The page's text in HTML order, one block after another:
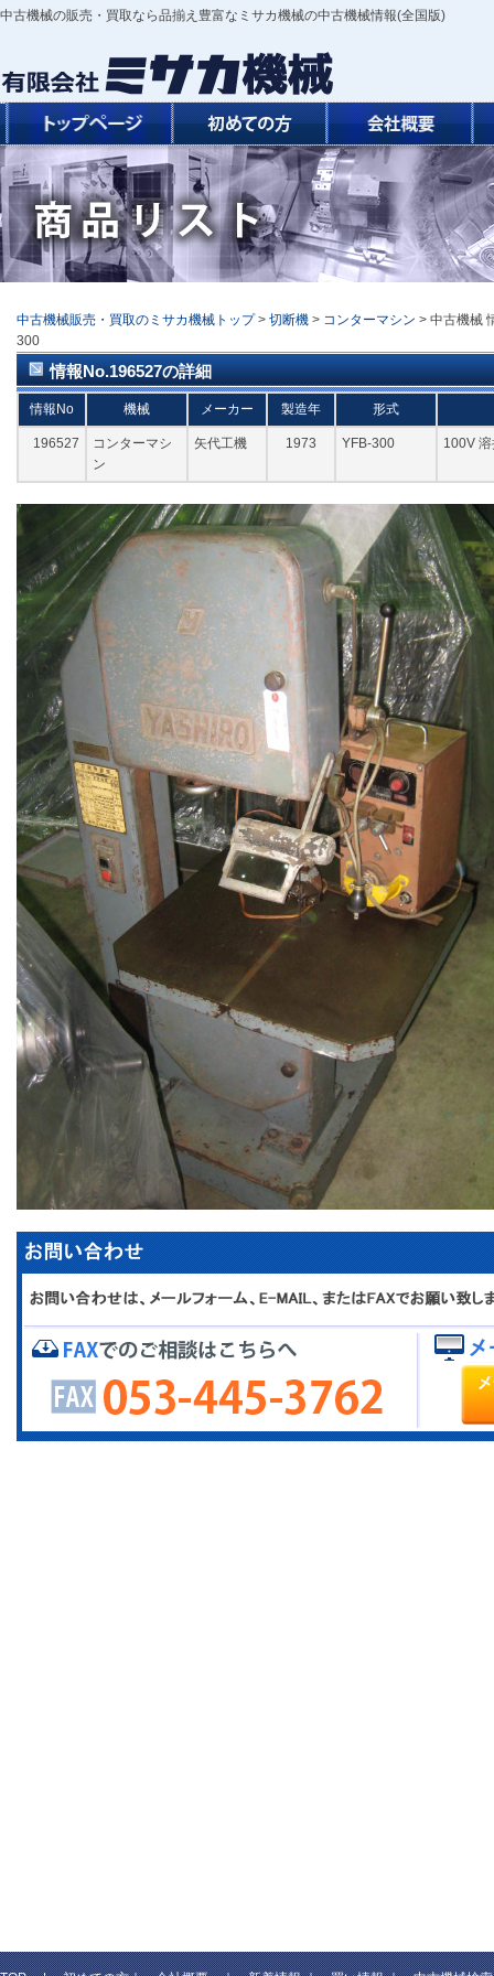
中古機械の販売・買取なら品揃え豊富なミサカ機械の中古機械情報(全国版)
中古機械販売・買取のミサカ機械トップ > 切断機 > コンターマシン > 中古機械
300
情報No.196527の詳細
情報No 機械 メーカー 製造年 形式
196527
コンターマシ
ン
矢代工機 1973 YFB-300 100V